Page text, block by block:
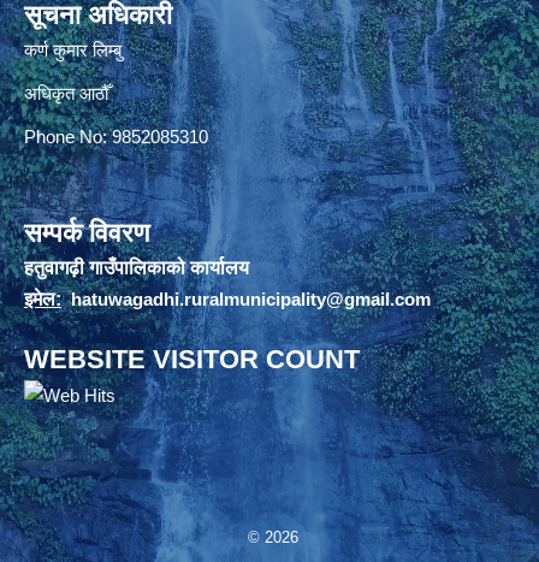
सूचना अधिकारी
कर्ण कुमार लिम्बु
अधिकृत आठौँ
Phone No: 9852085310
सम्पर्क विवरण
हतुवागढ़ी गाउँपालिकाको कार्यालय
इमेल: hatuwagadhi.ruralmunicipality@gmail.com
WEBSITE VISITOR COUNT
© 2026